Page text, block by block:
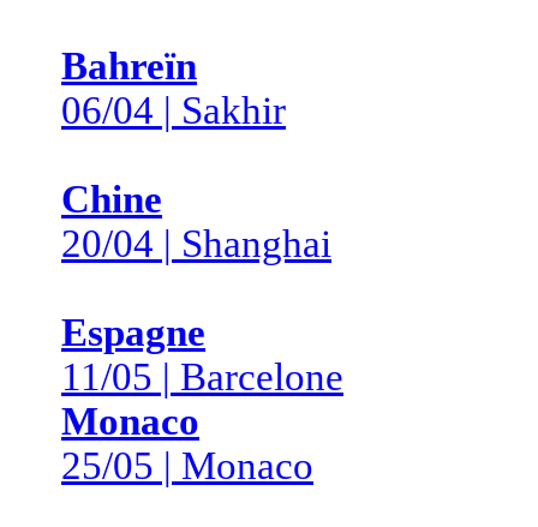
Bahreïn
06/04 | Sakhir
Chine
20/04 | Shanghai
Espagne
11/05 | Barcelone
Monaco
25/05 | Monaco